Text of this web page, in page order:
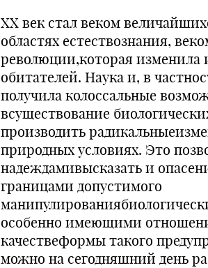
XX век стал веком
областях естествознания,
революции,которая изменила
обитателей. Наука и, в
получила колоссальные
всуществование
производить
природных условиях. Это
надеждамивысказать и
границами допустимого
особенно имеющими
качествеформы такого
можно на сегодняшний день